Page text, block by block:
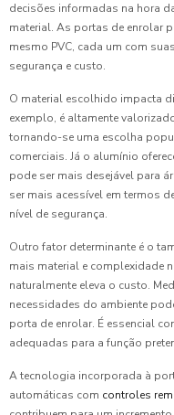
decisões informadas na hora
material. As portas de enrolar
mesmo PVC, cada um com
segurança e custo.
O material escolhido impacta
exemplo, é altamente
tornando-se uma escolha
comerciais. Já o alumínio
pode ser mais desejável para
ser mais acessível em termos
nível de segurança.
Outro fator determinante é o
mais material e complexidade
naturalmente eleva o custo.
necessidades do ambiente
porta de enrolar. É essencial
adequadas para a função
A tecnologia incorporada à
automáticas com controles